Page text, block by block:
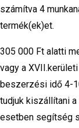
számítva 4
termék(ek)et.
305 000 Ft alatti
vagy a
beszerzési idő 4-
tudjuk kiszállítani
esetben segítség